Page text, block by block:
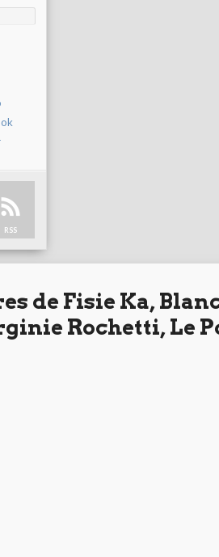
RSS
de Fisie Ka,
Rochetti, Le